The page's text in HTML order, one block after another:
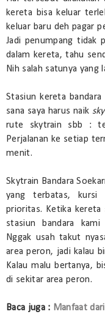
kereta bisa keluar
keluar baru deh pagar
Jadi penumpang tidak
dalam kereta, tahu
Nih salah satunya yang
Stasiun kereta
sana saya harus naik
rute skytrain sbb :
Perjalanan ke setiap
menit.
Skytrain Bandara
yang terbatas, kursi
prioritas. Ketika
stasiun bandara
Nggak usah takut
area peron, jadi kalau
Kalau malu bertanya,
di sekitar area peron.
Baca juga : Manfaat